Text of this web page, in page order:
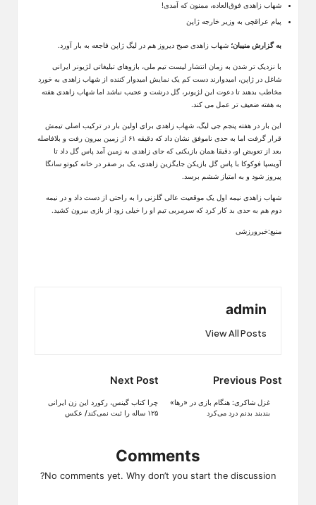
شهاب زاهدی فوق‌العاده، ممنون که آمدی!
پیام عراقچی به وزیر خارجه ژاپن
به گزارش منیبان؛ شهاب زاهدی صبح دیروز هم در لیگ ژاپن فاجعه به بار آورد.
با نزدیک تر شدن به زمان انتشار لیست تیم ملی، بازوهای تبلیغاتی لژیونر ایرانی
شاغل در ژاپن، امیدوارند دست کم یک نمایش امیدوار کننده از شهاب زاهدی به خورد
مخاطب بدهند تا دعوت این لژیونر، گل درشت و عجیب نباشد اما شهاب زاهدی هفته
به هفته ضعیف تر عمل می کند.
این بار در هفته پنجم جی لیگ، شهاب زاهدی برای اولین بار در ترکیب اصلی تیمش
قرار گرفت اما به حدی ناموفق نشان داد که دقیقه ۶۱ از زمین بیرون رفت و بلافاصله
بعد از تعویض او، دقیقا همان بازیکنی که جای زاهدی به زمین آمد پاس گل داد تا
آویسپا فوکوکا با پاس گل بازیکن جایگزین زاهدی، یک بر صفر در خانه کیوتو سانگا
پیروز شود و به امتیاز ششم برسد.
شهاب زاهدی نیمه اول یک موقعیت عالی گلزنی را به راحتی از دست داد و در نیمه
دوم هم به حدی بد کار کرد که سرمربی تیم او را خیلی زود از بازی بیرون کشید.
منبع:خبرورزشی
admin
View All Posts
Post
navigation
Previous Post
غزل شاکری: هنگام بازی در «رها»
بندبند بدنم درد می‌کرد
Next Post
چرا کتاب گینس، رکورد این زن ایرانی
۱۲۵ ساله را ثبت نمی‌کند/ عکس
Comments
No comments yet. Why don’t you start the discussion?